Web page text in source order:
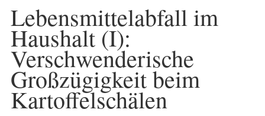
Lebensmittelabfall im
Haushalt (I):
Verschwenderische
Großzügigkeit beim
Kartoffelschälen